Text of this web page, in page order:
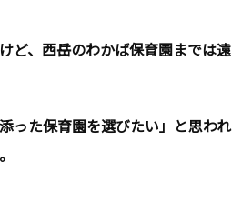
ど、西岳のわかば保育園までは遠
った保育園を選びたい」と思われ